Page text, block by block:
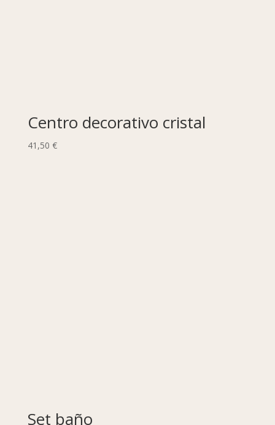
Centro decorativo cristal
41,50 €
Set baño